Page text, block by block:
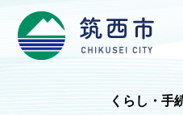
くらし・手